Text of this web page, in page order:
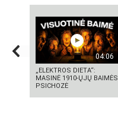
04:06
„ELEKTROS DIETA“:
MASINĖ 1910-ŲJŲ BAIMĖS
PSICHOZĖ